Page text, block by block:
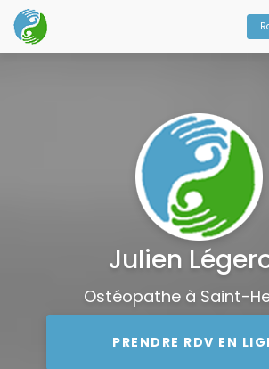
Aller
au
contenu
principal
Julien
Ostéopathe à Saint-
PRENDRE RDV EN